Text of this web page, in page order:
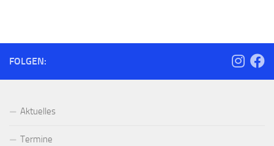
FOLGEN:
Aktuelles
Termine